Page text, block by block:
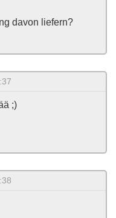
davon liefern?
;)